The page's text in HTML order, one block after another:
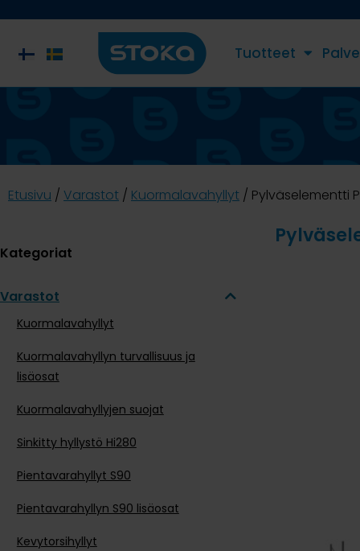
Tuotteet
Etusivu / Varastot / Kuormalavahyllyt / Pylväselementti
Kategoriat
Varastot
Kuormalavahyllyt
Kuormalavahyllyn turvallisuus ja
lisäosat
Kuormalavahyllyjen suojat
Sinkitty hyllystö Hi280
Pientavarahyllyt S90
Pientavarahyllyn S90 lisäosat
Kevytorsihyllyt